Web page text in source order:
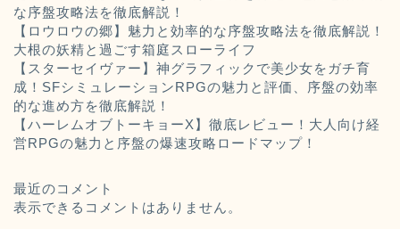
な序盤攻略法を徹底解説！
【ロウロウの郷】魅力と効率的な序盤攻略法を徹底解説！
大根の妖精と過ごす箱庭スローライフ
【スターセイヴァー】神グラフィックで美少女をガチ育
成！SFシミュレーションRPGの魅力と評価、序盤の効率
的な進め方を徹底解説！
【ハーレムオブトーキョーX】徹底レビュー！大人向け経
営RPGの魅力と序盤の爆速攻略ロードマップ！
最近のコメント
表示できるコメントはありません。